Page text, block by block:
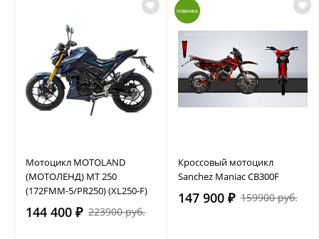
Мотоцикл MOTOLAND
(МОТОЛЕНД) MT 250
(172FMM-5/PR250) (XL250-F)
144 400 ₽ 223900 руб.
НОВИНКА
Кроссовый мотоцикл
Sanchez Maniac CB300F
147 900 ₽ 159900 руб.